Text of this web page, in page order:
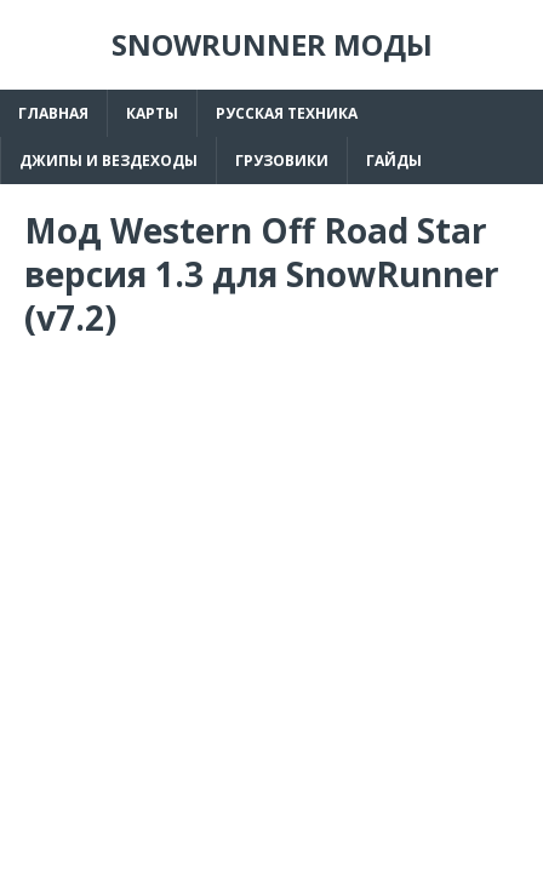
SNOWRUNNER МОДЫ
ГЛАВНАЯ КАРТЫ РУССКАЯ ТЕХНИКА
ДЖИПЫ И ВЕЗДЕХОДЫ ГРУЗОВИКИ ГАЙДЫ
Мод Western Off Road Star
версия 1.3 для SnowRunner
(v7.2)